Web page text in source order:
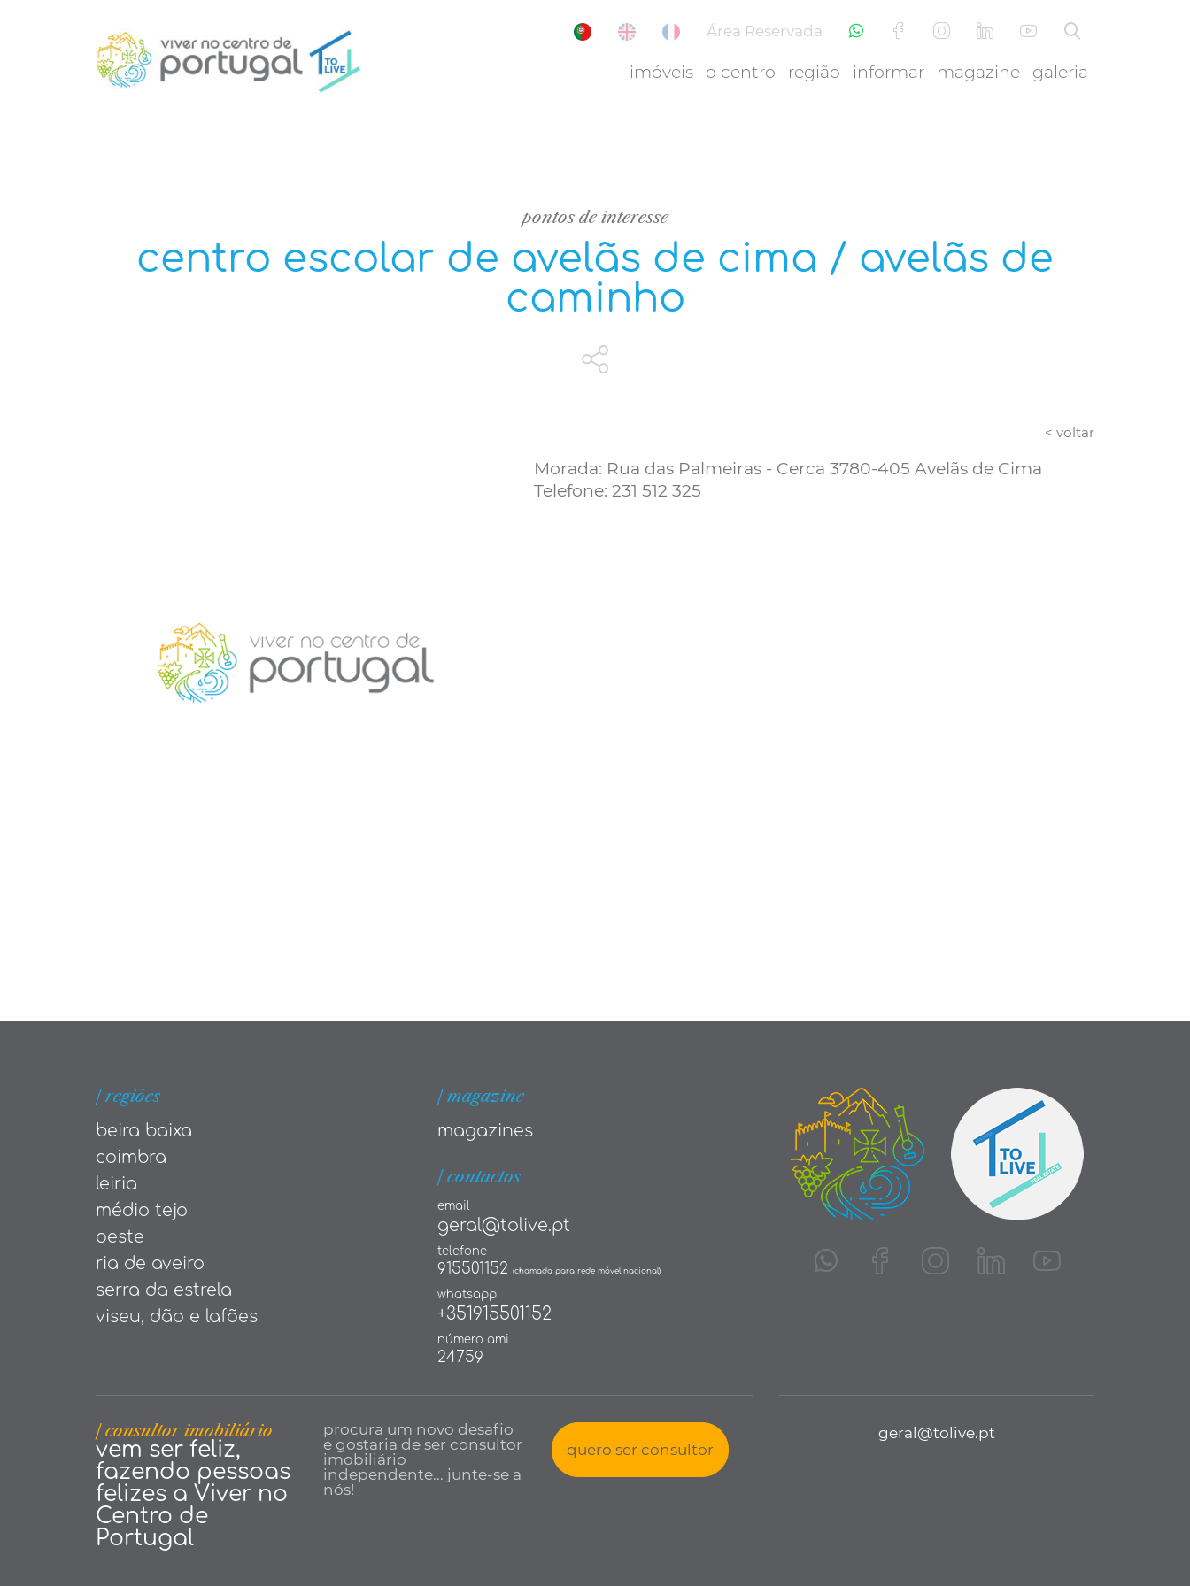
Área Reservada
imóveis o centro região informar magazine galeria
pontos de interesse
centro escolar de avelãs de cima / avelãs de
caminho
< voltar
Morada: Rua das Palmeiras - Cerca 3780-405 Avelãs de Cima
Telefone: 231 512 325
| regiões
beira baixa
coimbra
leiria
médio tejo
oeste
ria de aveiro
serra da estrela
viseu, dão e lafões
| magazine
magazines
| contactos
email
geral@tolive.pt
telefone
915501152 (chamada para rede móvel nacional)
whatsapp
+351915501152
número ami
24759
| consultor imobiliário
vem ser feliz,
fazendo pessoas
felizes a Viver no
Centro de
Portugal
procura um novo desafio
e gostaria de ser consultor
imobiliário
independente... junte-se a
nós!
quero ser consultor
geral@tolive.pt